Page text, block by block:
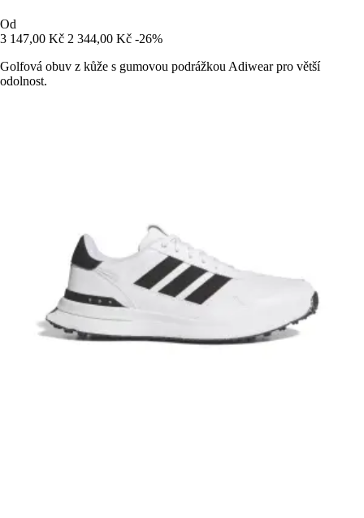
Od
3 147,00 Kč 2 344,00 Kč -26%
Golfová obuv z kůže s gumovou podrážkou Adiwear pro větší
odolnost.